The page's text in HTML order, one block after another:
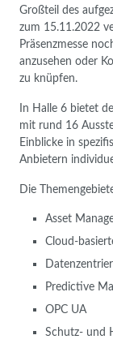
Großteil des
zum 15.11.2022
Präsenzmesse
anzusehen oder
zu knüpfen.
In Halle 6 bietet
mit rund 16
Einblicke in
Anbietern
Die
Asset
Cloud-
Predictive
OPC UA
Schutz- und